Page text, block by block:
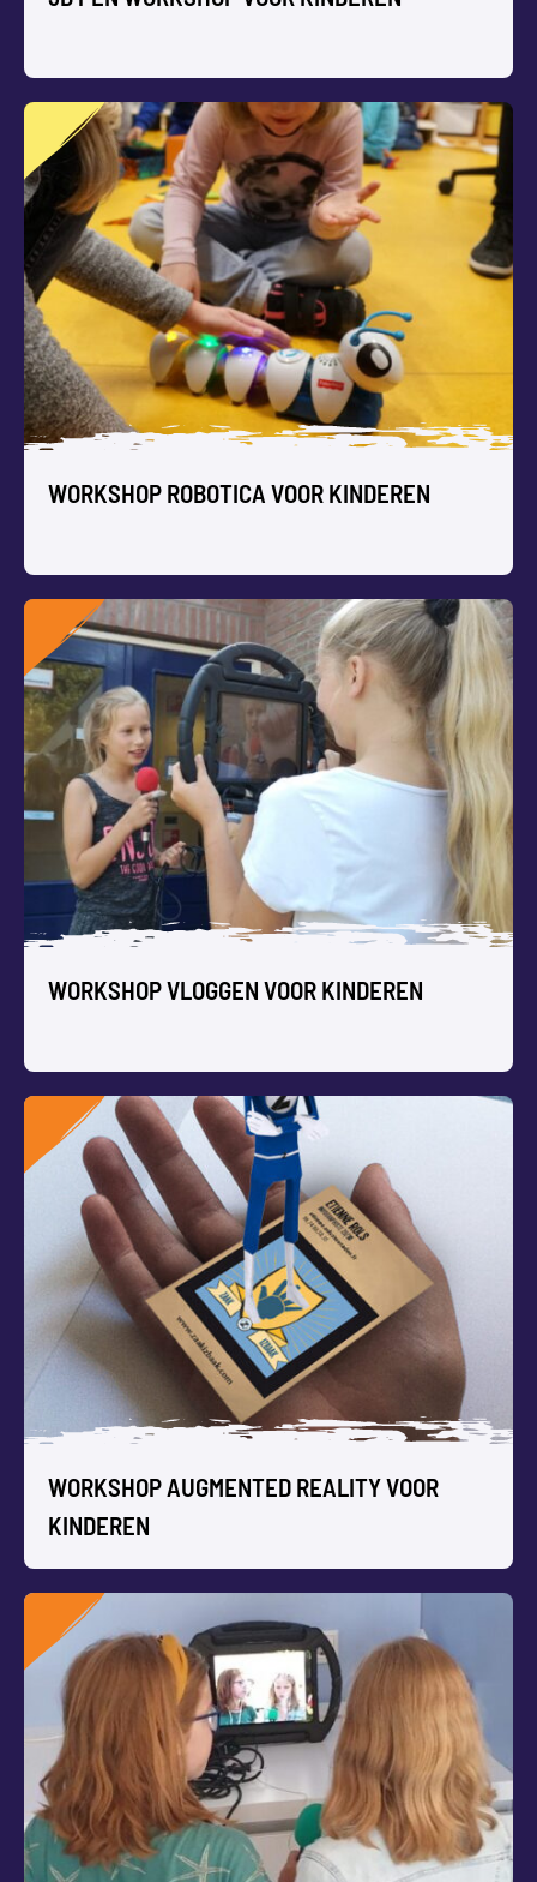
3D PEN WORKSHOP VOOR KINDEREN
D pen printen ‘uit de losse pols’ in een workshop met
speciale pennen waarin vloeibaar plastic direct stolt. Je
tekening komt los van het papier!
WORKSHOP ROBOTICA VOOR KINDEREN
WORKSHOP ROBOTICA VOOR KINDEREN
Jonge kinderen maken in deze workshop kennis met
robotica door verschillende robotjes spelenderwijs te
besturen.
WORKSHOP VLOGGEN VOOR KINDEREN
WORKSHOP VLOGGEN VOOR KINDEREN
Is Vloggen nou echt zo gemakkelijk als het lijkt? Een groep
kinderen gaat zelf filmen en monteren.
WORKSHOP AUGMENTED REALITY VOOR
KINDEREN
WORKSHOP AUGMENTED REALITY
VOOR KINDEREN
We voegen een virtuele laag toe aan de werkelijkheid met
tekst, foto en video.